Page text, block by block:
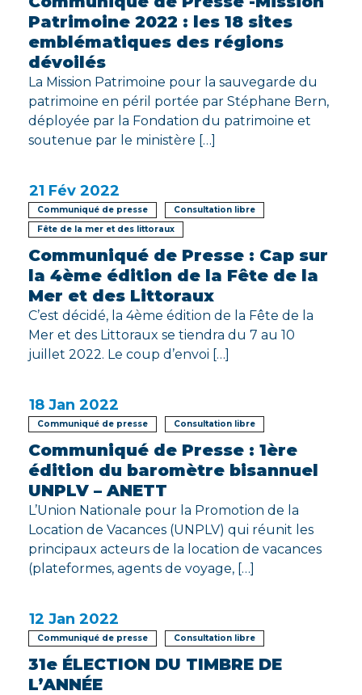
Patrimoine 2022 : les 18 sites
emblématiques des régions
dévoilés
La Mission Patrimoine pour la sauvegarde du
patrimoine en péril portée par Stéphane Bern,
déployée par la Fondation du patrimoine et
soutenue par le ministère […]
21 Fév 2022
Communiqué de presse
Consultation libre
Fête de la mer et des littoraux
Communiqué de Presse : Cap sur
la 4ème édition de la Fête de la
Mer et des Littoraux
C’est décidé, la 4ème édition de la Fête de la
Mer et des Littoraux se tiendra du 7 au 10
juillet 2022. Le coup d’envoi […]
18 Jan 2022
Communiqué de presse Consultation libre
Communiqué de Presse : 1ère
édition du baromètre bisannuel
UNPLV – ANETT
L’Union Nationale pour la Promotion de la
Location de Vacances (UNPLV) qui réunit les
principaux acteurs de la location de vacances
(plateformes, agents de voyage, […]
12 Jan 2022
Communiqué de presse Consultation libre
31e ÉLECTION DU TIMBRE DE
L’ANNÉE